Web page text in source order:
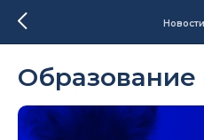
Образование